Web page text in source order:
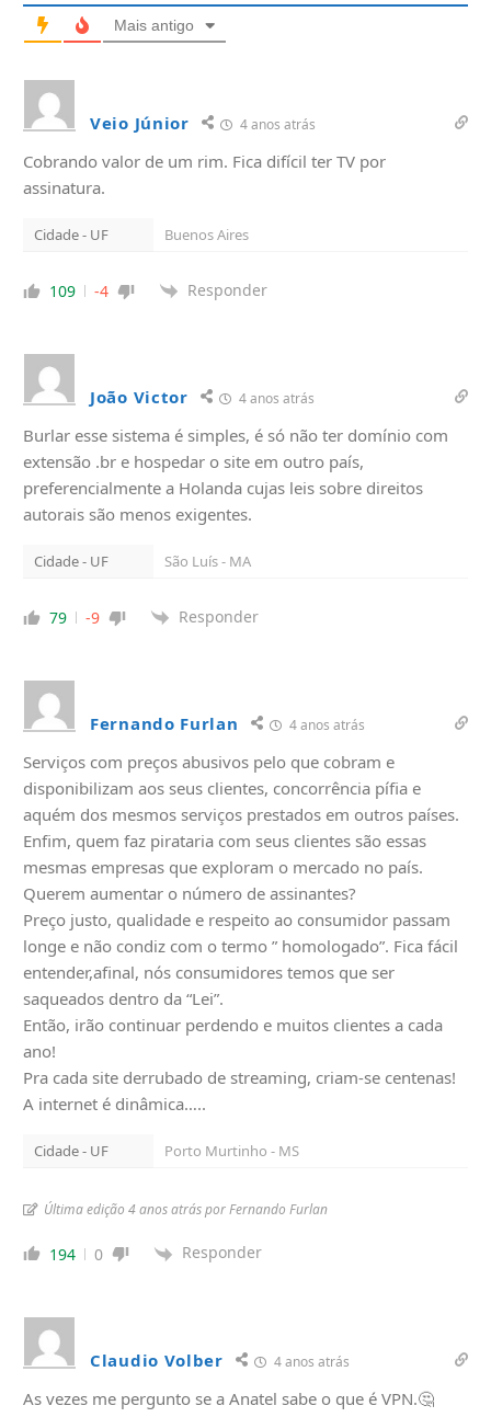
Mais antigo
Veio Júnior 4 anos atrás
Cobrando valor de um rim. Fica difícil ter TV por
assinatura.
Cidade - UF Buenos Aires
109 -4 Responder
João Victor 4 anos atrás
Burlar esse sistema é simples, é só não ter domínio com
extensão .br e hospedar o site em outro país,
preferencialmente a Holanda cujas leis sobre direitos
autorais são menos exigentes.
Cidade - UF São Luís - MA
79 -9 Responder
Fernando Furlan 4 anos atrás
Serviços com preços abusivos pelo que cobram e
disponibilizam aos seus clientes, concorrência pífia e
aquém dos mesmos serviços prestados em outros países.
Enfim, quem faz pirataria com seus clientes são essas
mesmas empresas que exploram o mercado no país.
Querem aumentar o número de assinantes?
Preço justo, qualidade e respeito ao consumidor passam
longe e não condiz com o termo ” homologado”. Fica fácil
entender,afinal, nós consumidores temos que ser
saqueados dentro da “Lei”.
Então, irão continuar perdendo e muitos clientes a cada
ano!
Pra cada site derrubado de streaming, criam-se centenas!
A internet é dinâmica…..
Cidade - UF Porto Murtinho - MS
Última edição 4 anos atrás por Fernando Furlan
194 0 Responder
Claudio Volber 4 anos atrás
As vezes me pergunto se a Anatel sabe o que é VPN.🤔